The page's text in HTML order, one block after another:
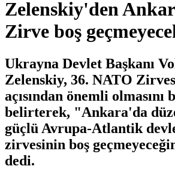
Zelenskiy'den
Zirve boş
Ukrayna Devlet Başkanı
Zelenskiy, 36.⁠ ⁠NATO
açısından önemli
belirterek, "Ankara'da
güçlü Avrupa-Atlantik
zirvesinin boş
dedi.